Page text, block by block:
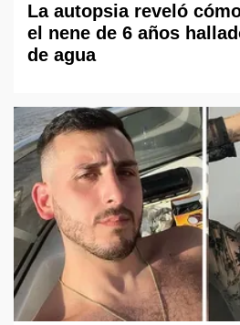
La autopsia reveló
el nene de 6 años
de agua